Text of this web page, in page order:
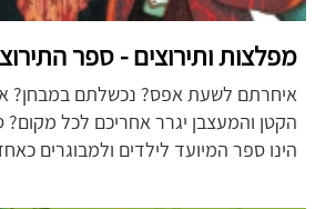
מפלצות ותירוצים - ספר
איחרתם לשעת אפס? נכשלתם במבחן?
הקטן והמעצבן יגרר אחריכם לכל
הינו ספר המיועד לילדים ולמבוגרים